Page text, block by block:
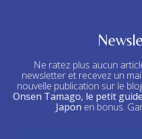
Ne ratez plus aucun
newsletter et recevez un
nouvelle publication sur le
Onsen Tamago, le petit
Japon en bonus.